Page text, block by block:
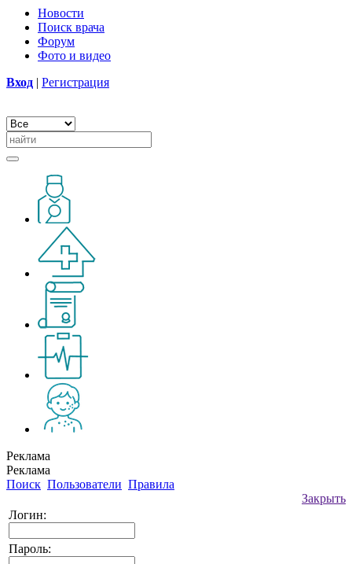
Новости
Поиск врача
Форум
Фото и видео
Вход | Регистрация
Реклама
Реклама
Поиск Пользователи Правила
Закрыть
Логин:
Пароль: